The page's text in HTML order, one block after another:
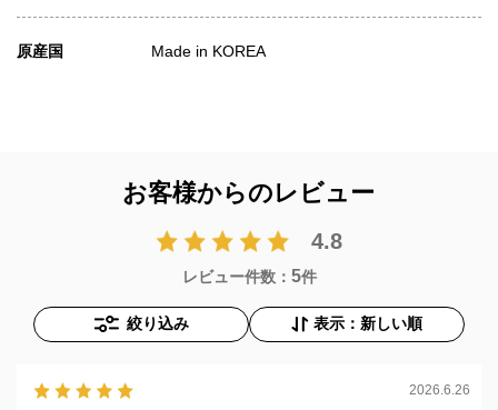
原産国 Made in KOREA
お客様からのレビュー
4.8
レビュー件数： 5件
絞り込み 表示：新しい順
2026.6.26